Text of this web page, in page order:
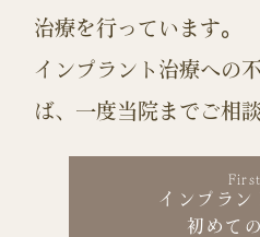
治療を行っています。
インプラント治療への
ば、 一度当院までご相
First
インプラン
初めて